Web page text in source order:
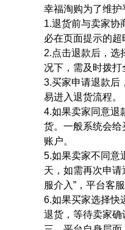
幸福淘购为了维护
1.退货前与卖家协
必在页面提示的
2.点击退款后，选
况下，需及时拨打
3.买家申请退款后
易进入退货流程。
4.如果卖家同意退
货。一般系统会
账户。
5.如果卖家不同意
天，如需再次申请
服介入”，平台客
6.如果买家选择快
退货，等待卖家确